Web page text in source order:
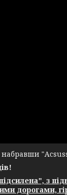
з
дорогами,